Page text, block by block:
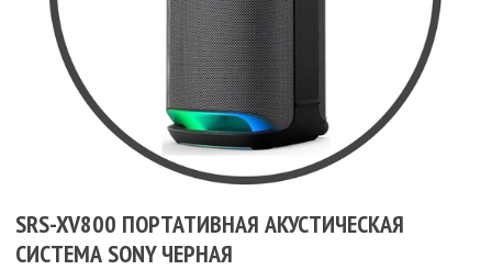
SRS-XV800 ПОРТАТИВНАЯ АКУСТИЧЕСКАЯ
СИСТЕМА SONY ЧЕРНАЯ